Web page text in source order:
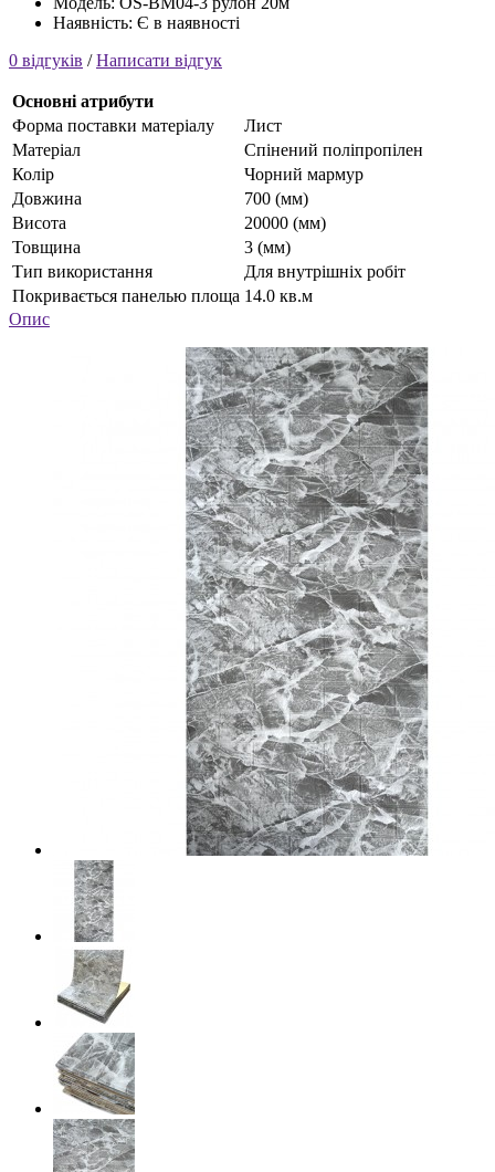
Наявність: Є в наявності
0 відгуків /Написати відгук
Основні атрибути
Форма поставки матеріалу
Лист
Матеріал
Cпінений поліпропілен
Колір
Чорний мармур
Довжина
700 (мм)
Висота
20000 (мм)
Товщина
3 (мм)
Тип використання
Для внутрішніх робіт
Покривається панелью площа 14.0 кв.м
Опис